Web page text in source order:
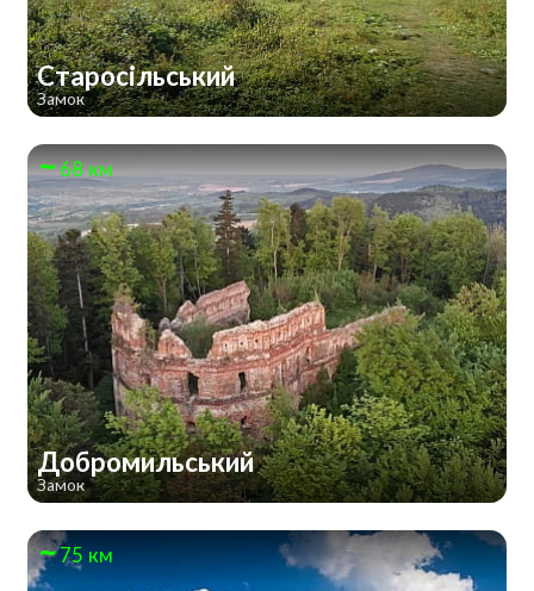
Старосільський
Замок
68 км
Добромильський
Замок
75 км